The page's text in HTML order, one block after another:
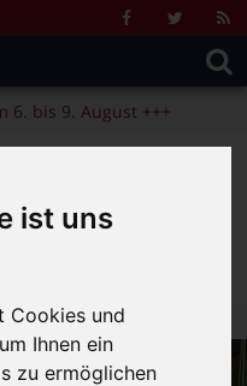
ist uns
Cookies und
Ihnen ein
zu ermöglichen
FacebookTwitter
Suche
nach:
6. bis 9. August +++
31.7. bis 9.8. +++
6. bis 9. August +++
– „Sternla
|
0